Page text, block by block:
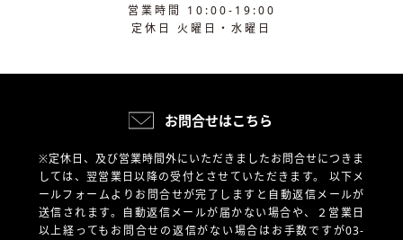
営業時間 10:00-19:00
定休日 火曜日・水曜日
お問合せはこちら
※定休日、及び営業時間外にいただきましたお問合せにつきま
しては、翌営業日以降の受付とさせていただきます。 以下メ
ールフォームよりお問合せが完了しますと自動返信メールが
送信されます。自動返信メールが届かない場合や、
２営業日
以上経ってもお問合せの返信がない場合はお手数ですが03-